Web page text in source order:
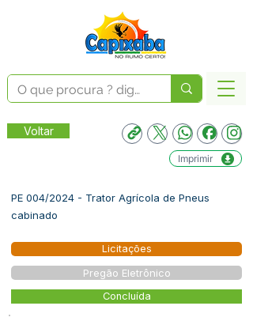
Voltar
Imprimir
PE 004/2024 - Trator Agrícola de Pneus
cabinado
Licitações
Pregão Eletrônico
Concluída